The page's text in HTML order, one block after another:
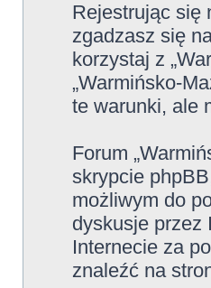
Rejestrując się
zgadzasz się
korzystaj z
„Warmińsko-
te warunki, ale
Forum
skrypcie
możliwym do
dyskusje przez
Internecie za
znaleźć na